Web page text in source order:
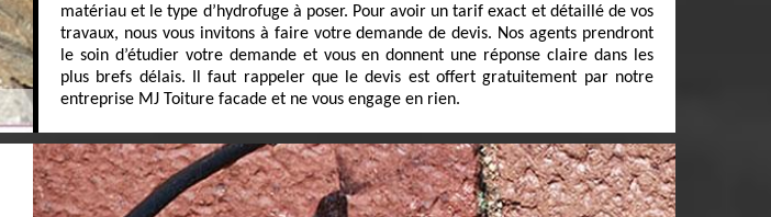
matériau et le type d’hydrofuge à poser. Pour avoir un tarif exact et détaillé de vos
travaux, nous vous invitons à faire votre demande de devis. Nos agents prendront
le soin d’étudier votre demande et vous en donnent une réponse claire dans les
plus brefs délais. Il faut rappeler que le devis est offert gratuitement par notre
entreprise MJ Toiture facade et ne vous engage en rien.